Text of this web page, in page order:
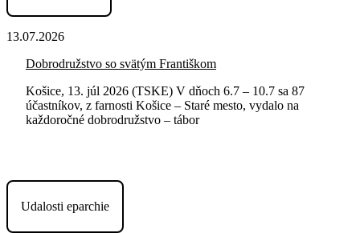
13.07.2026
Dobrodružstvo so svätým Františkom
Košice, 13. júl 2026 (TSKE) V dňoch 6.7 – 10.7 sa 87
účastníkov, z farnosti Košice – Staré mesto, vydalo na
každoročné dobrodružstvo – tábor
Udalosti eparchie